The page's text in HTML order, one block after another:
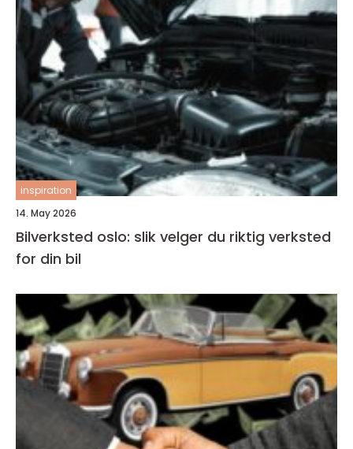
inspiration
14. May 2026
Bilverksted oslo: slik velger du riktig verksted
for din bil